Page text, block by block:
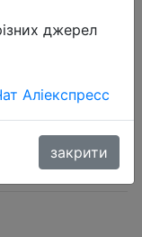
Fast
144Hz
джерел
Аліекспресс
закрити